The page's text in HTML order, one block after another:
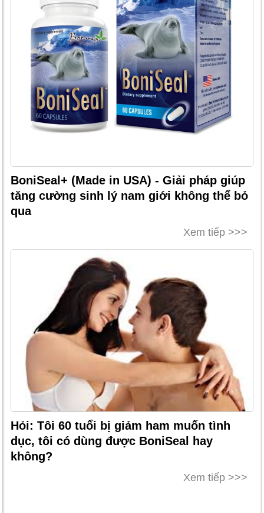
BoniSeal+ (Made in USA) - Giải pháp giúp
tăng cường sinh lý nam giới không thể bỏ
qua
Xem tiếp >>>
Hỏi: Tôi 60 tuổi bị giảm ham muốn tình
dục, tôi có dùng được BoniSeal hay
không?
Xem tiếp >>>